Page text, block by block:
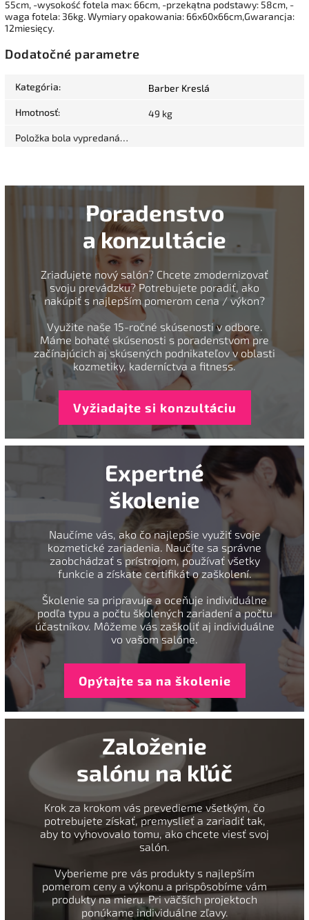
55cm, -wysokość fotela max: 66cm, -przekątna podstawy: 58cm, -
waga fotela: 36kg. Wymiary opakowania: 66x60x66cm,Gwarancja:
12miesięcy.
Dodatočné parametre
Kategória: Barber Kreslá
Hmotnosť: 49 kg
Položka bola vypredaná…
Poradenstvo
a konzultácie
Zriaďujete nový salón? Chcete zmodernizovať
svoju prevádzku? Potrebujete poradiť, ako
nakúpiť s najlepším pomerom cena / výkon?
Využite naše 15-ročné skúsenosti v odbore.
Máme bohaté skúsenosti s poradenstvom pre
začínajúcich aj skúsených podnikateľov v oblasti
kozmetiky, kaderníctva a fitness.
Vyžiadajte si konzultáciu
Expertné
školenie
Naučíme vás, ako čo najlepšie využiť svoje
kozmetické zariadenia. Naučíte sa správne
zaobchádzať s prístrojom, používať všetky
funkcie a získate certifikát o zaškolení.
Školenie sa pripravuje a oceňuje individuálne
podľa typu a počtu školených zariadení a počtu
účastníkov. Môžeme vás zaškoliť aj individuálne
vo vašom salóne.
Opýtajte sa na školenie
Založenie
salónu na kľúč
Krok za krokom vás prevedieme všetkým, čo
potrebujete získať, premyslieť a zariadiť tak,
aby to vyhovovalo tomu, ako chcete viesť svoj
salón.
Vyberieme pre vás produkty s najlepším
pomerom ceny a výkonu a prispôsobíme vám
produkty na mieru. Pri väčších projektoch
ponúkame individuálne zľavy.